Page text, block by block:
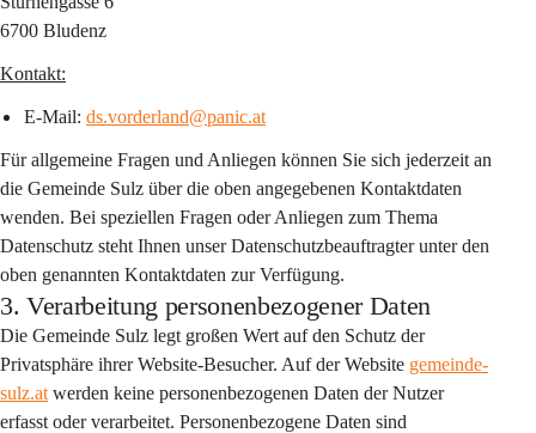
6700 Bludenz
Kontakt:
E-Mail: ds.vorderland@panic.at
Für allgemeine Fragen und Anliegen können Sie sich jederzeit an
die Gemeinde Sulz über die oben angegebenen Kontaktdaten
wenden. Bei speziellen Fragen oder Anliegen zum Thema
Datenschutz steht Ihnen unser Datenschutzbeauftragter unter den
oben genannten Kontaktdaten zur Verfügung.
3. Verarbeitung personenbezogener Daten
Die Gemeinde Sulz legt großen Wert auf den Schutz der
Privatsphäre ihrer Website-Besucher. Auf der Website gemeinde-
sulz.at werden keine personenbezogenen Daten der Nutzer
erfasst oder verarbeitet. Personenbezogene Daten sind